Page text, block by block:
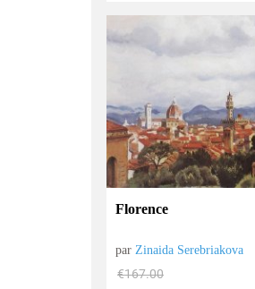
Florence
par Zinaida Serebriakova
€167.00